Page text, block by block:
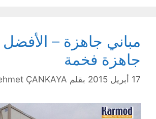
مباني جاهزة – الأفضل
جاهزة فخمة‏
17 أبريل 2015 بقلم ÇANKAYA